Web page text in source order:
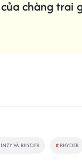
của chàng trai
VÀ RHYDER # RHYDER